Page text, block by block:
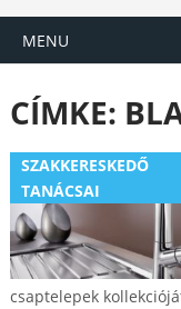
MENU
CÍMKE:
SZAKKERESKEDŐ
TANÁCSAI
csaptelepek